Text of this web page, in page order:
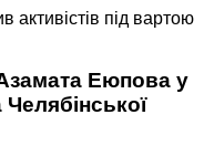
під вартою
Еюпова у